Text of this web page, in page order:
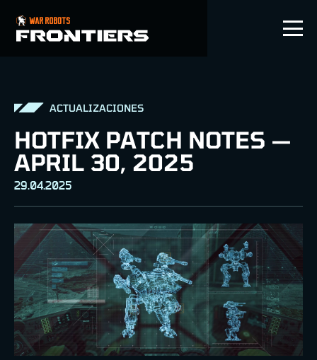
ES
ACTUALIZACIONES
HOTFIX PATCH NOTES —
APRIL 30, 2025
29.04.2025